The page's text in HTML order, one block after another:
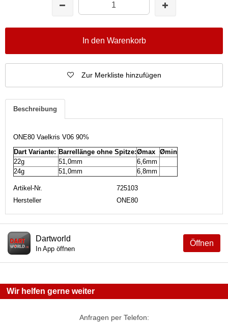
In den Warenkorb
Zur Merkliste hinzufügen
Beschreibung
ONE80 Vaelkris V06 90%
Dart Variante: Barrellänge ohne Spitze:Ømax Ømin
22g
51,0mm
6,6mm
24g
51,0mm 6,8mm
Artikel-Nr.
725103
Hersteller
ONE80
Öffnen
Dartworld
In App öffnen
Wir helfen gerne weiter
Anfragen per Telefon: